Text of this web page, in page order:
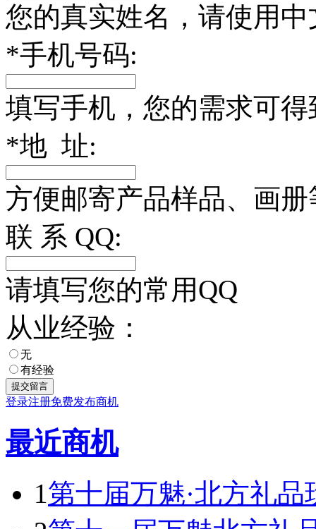
您的真实姓名，请使用中
*手机号码:
填写手机，您的需求可
*地 址:
方便邮寄产品样品、画
联 系 QQ:
请填写您的常用QQ
从业经验：
无
有经验
登录注册免费发布商机
最近商机
1第十届万魅·北方礼